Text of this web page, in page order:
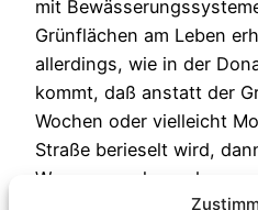
mit
Grünflächen am Leben
allerdings, wie in der
kommt, daß anstatt der
Wochen oder vielleicht
Straße berieselt wird,
Wasserverschwendung